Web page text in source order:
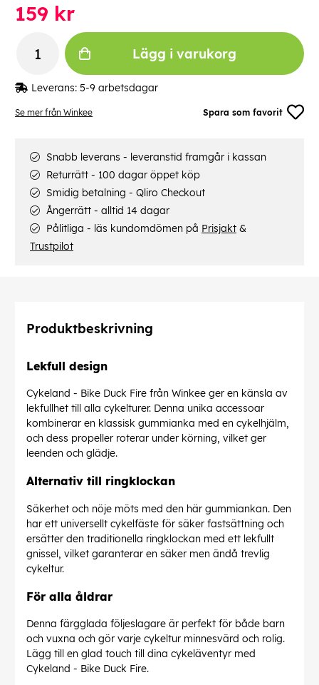
Se mer från Winkee Spara som favorit
159 kr
Lägg i varukorg
Leverans: 5-9 arbetsdagar
Snabb leverans - leveranstid framgår i kassan
Returrätt - 100 dagar öppet köp
Smidig betalning - Qliro Checkout
Ångerrätt - alltid 14 dagar
Pålitliga - läs kundomdömen på Prisjakt &
Trustpilot
Produktbeskrivning
Lekfull design
Cykeland - Bike Duck Fire från Winkee ger en känsla av
lekfullhet till alla cykelturer. Denna unika accessoar
kombinerar en klassisk gummianka med en cykelhjälm,
och dess propeller roterar under körning, vilket ger
leenden och glädje.
Alternativ till ringklockan
Säkerhet och nöje möts med den här gummiankan. Den
har ett universellt cykelfäste för säker fastsättning och
ersätter den traditionella ringklockan med ett lekfullt
gnissel, vilket garanterar en säker men ändå trevlig
cykeltur.
För alla åldrar
Denna färgglada följeslagare är perfekt för både barn
och vuxna och gör varje cykeltur minnesvärd och rolig.
Lägg till en glad touch till dina cykeläventyr med
Cykeland - Bike Duck Fire.